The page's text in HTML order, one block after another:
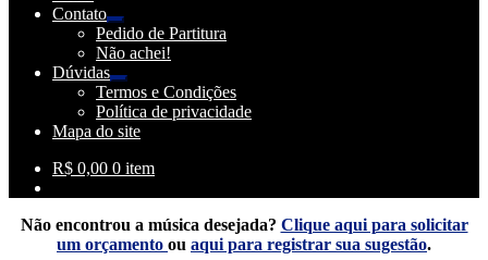
Contato
Expandir
menu
descendente
Pedido de Partitura
Não achei!
Dúvidas
Expandir
menu
descendente
Termos e Condições
Política de privacidade
Mapa do site
R$ 0,00 0 item
Não encontrou a música desejada? Clique aqui para solicitar
um orçamento ou aqui para registrar sua sugestão.